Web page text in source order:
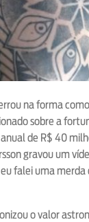
na forma
sobre a
de R$ 40
gravou um
falei uma merda
o valor